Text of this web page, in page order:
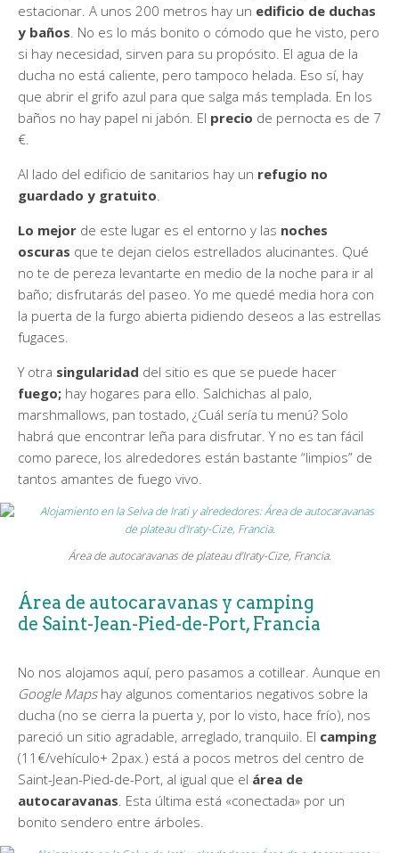
estacionar. A unos 200 metros hay un edificio de duchas
y baños. No es lo más bonito o cómodo que he visto, pero
si hay necesidad, sirven para su propósito. El agua de la
ducha no está caliente, pero tampoco helada. Eso sí, hay
que abrir el grifo azul para que salga más templada. En los
baños no hay papel ni jabón. El precio de pernocta es de 7
€.
Al lado del edificio de sanitarios hay un refugio no
guardado y gratuito.
Lo mejor de este lugar es el entorno y las noches
oscuras que te dejan cielos estrellados alucinantes. Qué
no te de pereza levantarte en medio de la noche para ir al
baño; disfrutarás del paseo. Yo me quedé media hora con
la puerta de la furgo abierta pidiendo deseos a las estrellas
fugaces.
Y otra singularidad del sitio es que se puede hacer
fuego; hay hogares para ello. Salchichas al palo,
marshmallows, pan tostado, ¿Cuál sería tu menú? Solo
habrá que encontrar leña para disfrutar. Y no es tan fácil
como parece, los alrededores están bastante “limpios” de
tantos amantes de fuego vivo.
Área de autocaravanas de plateau d’Iraty-Cize, Francia.
Área de autocaravanas y camping
de Saint-Jean-Pied-de-Port, Francia
No nos alojamos aquí, pero pasamos a cotillear. Aunque en
Google Mapshay algunos comentarios negativos sobre la
ducha (no se cierra la puerta y, por lo visto, hace frío), nos
pareció un sitio agradable, arreglado, tranquilo. El camping
(11€/vehículo+ 2pax.) está a pocos metros del centro de
Saint-Jean-Pied-de-Port, al igual que el área de
autocaravanas. Esta última está «conectada» por un
bonito sendero entre árboles.